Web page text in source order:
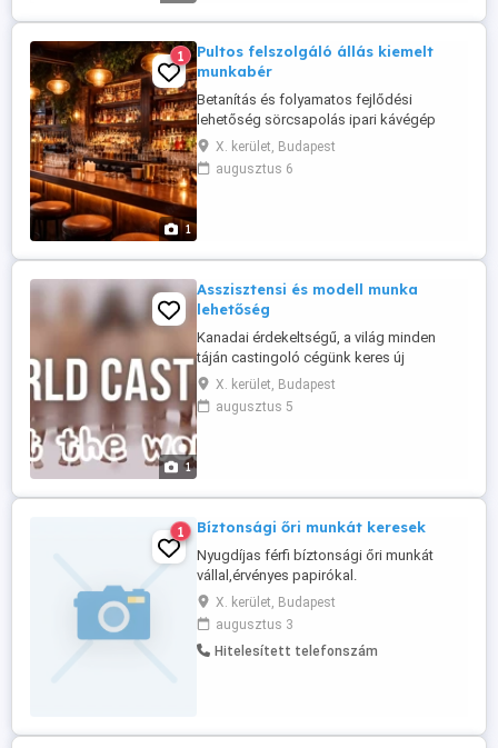
1
1
Pultos felszolgáló állás kiemelt
munkabér
Betanítás és folyamatos fejlődési
lehetőség sörcsapolás ipari kávégép
használata barista alapismeretek
koktélkészítési alapok italismereti tréning
Kiemelt bérezés Ingyenes étkezés
és fotóval
X. kerület, Budapest
augusztus 6
1
Asszisztensi és modell munka
lehetőség
Kanadai érdekeltségű, a világ minden
táján castingoló cégünk keres új
modelleket, erotikus, akt, és hard
modellkedésre, filmekhez és fotózáshoz.
Továbbá egy fő asszisztenst! Várjuk fiatal
X. kerület, Budapest
augusztus 5
1 Bíztonsági őri munkát keresek
Nyugdíjas férfi bíztonsági őri munkát
vállal,érvényes papirókal.
X. kerület, Budapest
augusztus 3
Hitelesített telefonszám